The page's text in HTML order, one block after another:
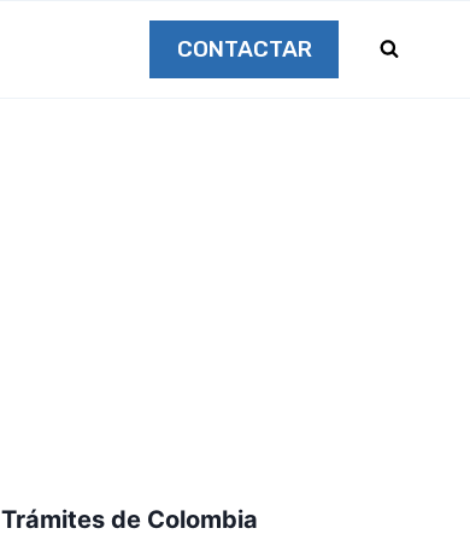
CONTACTAR
Trámites de Colombia